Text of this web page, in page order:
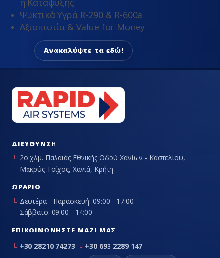
ή Κατάψυξης
Ψυκτικά Υγρά R-290 & R-600a
Αξιοπιστία & Value for Money
Ανακαλύψτε τα εδώ!
ΔΙΕΎΘΥΝΣΗ
2ο χλμ. Παλαιάς Εθνικής Οδού Χανίων - Καστελίου,
Μακρύς Τοίχος, Χανιά, Κρήτη
ΩΡΆΡΙΟ
Δευτέρα - Παρασκευή: 09:00 - 17:00
Σάββατο: 09:00 - 14:00
ΕΠΙΚΟΙΝΩΝΉΣΤΕ ΜΑΖΊ ΜΑΣ
+30 28210 74273 +30 693 2289 147